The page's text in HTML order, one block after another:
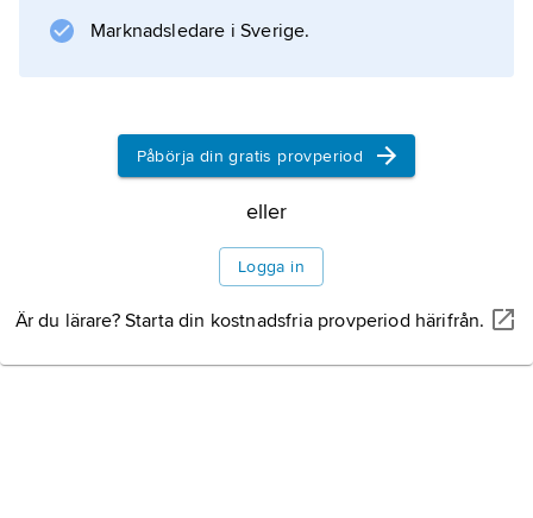
Cupvinnarcupens nedläggning 1999 deltar
även nationernas cupmästare. Även lag som
Information om artikeln
Marknadsledare i Sverige.
Påbörja din gratis provperiod
eller
Logga in
Är du lärare? Starta din kostnadsfria provperiod härifrån.